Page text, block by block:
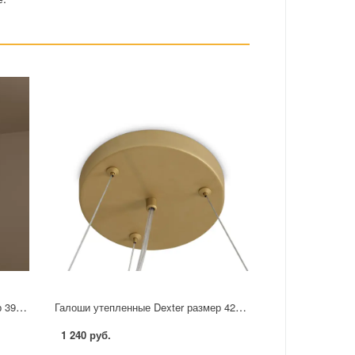
Галоши утепленные Dexter размер 39 цвет красный Галоши утепленные Dexter размер 42 цвет светло-серый
1 240 руб.